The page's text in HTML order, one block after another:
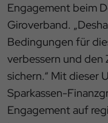
Engagement beim
Giroverband.
Bedingungen für
verbessern und den
sichern.“ Mit dieser
Sparkassen-
Engagement auf